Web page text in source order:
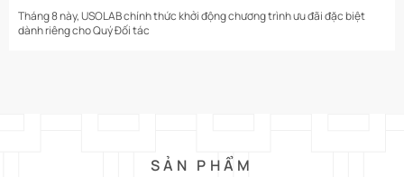
Tháng 8 này, USOLAB chính thức khởi động chương trình ưu đãi đặc biệt
dành riêng cho Quý Đối tác
SẢN PHẨM